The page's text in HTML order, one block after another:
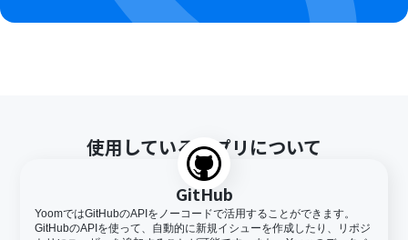
使用しているアプリについて
GitHub
YoomではGitHubのAPIをノーコードで活用することができます。
GitHubのAPIを使って、自動的に新規イシューを作成したり、リポジ